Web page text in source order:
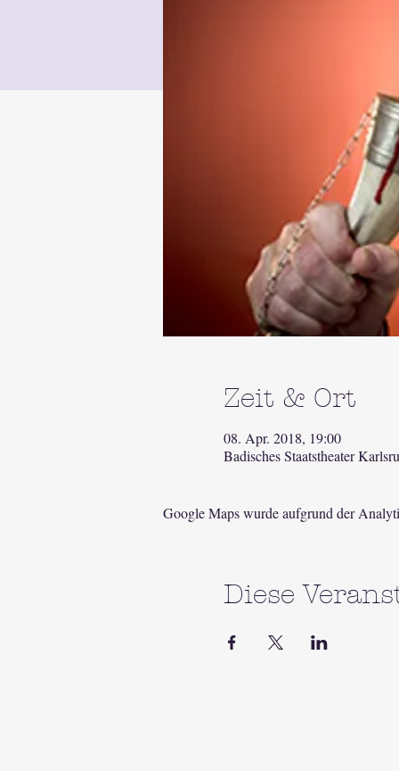
Zeit & Ort
08. Apr. 2018, 19:00
Badisches Staatstheater
Google Maps wurde aufgrund der
Diese